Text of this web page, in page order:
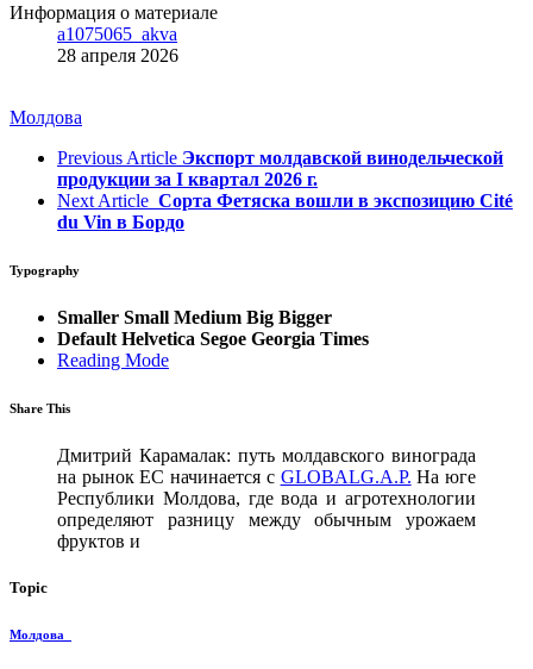
Информация о материале
a1075065_akva
28 апреля 2026
Молдова
Previous Article Экспорт молдавской винодельческой
продукции за I квартал 2026 г.
Next Article Сорта Фетяска вошли в экспозицию Cité
du Vin в Бордо
Typography
Smaller Small Medium Big Bigger
Default Helvetica Segoe Georgia Times
Reading Mode
Share This
Дмитрий Карамалак: путь молдавского винограда
на рынок ЕС начинается с GLOBALG.A.P. На юге
Республики Молдова, где вода и агротехнологии
определяют разницу между обычным урожаем
фруктов и
Topic
Молдова